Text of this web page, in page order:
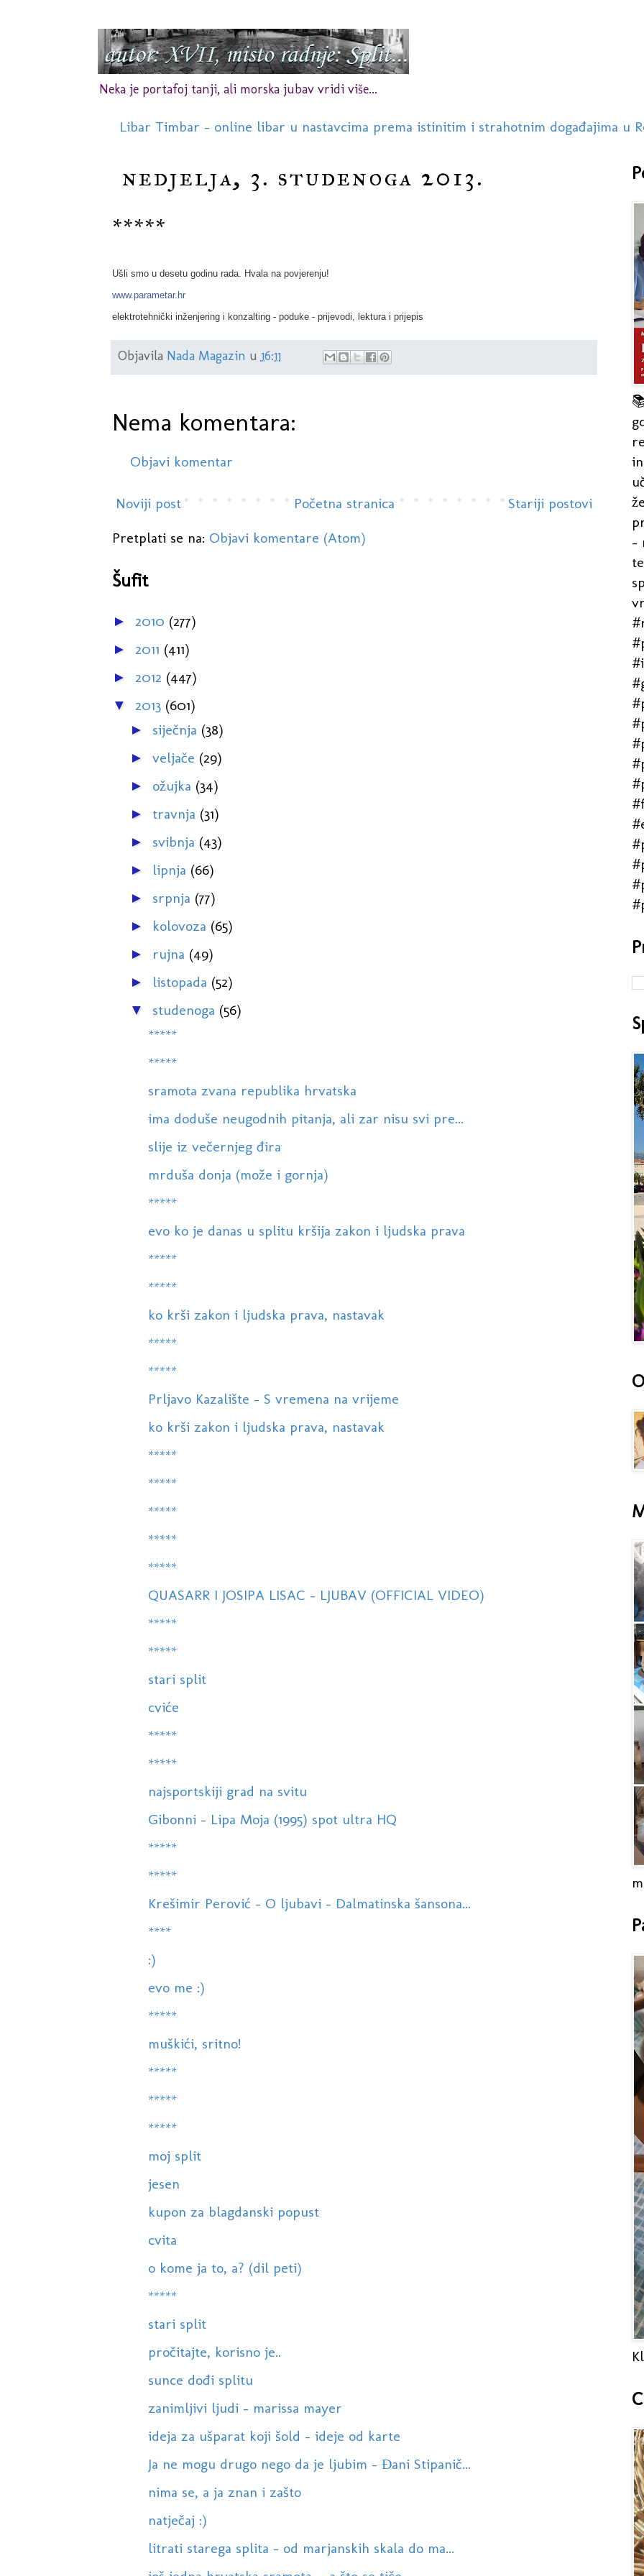
Neka je portafoj tanji, ali morska jubav vridi više...
Libar Timbar - online libar u nastavcima prema istinitim i strahotnim događajima u
nedjelja, 3. studenoga 2013.
*****
Ušli smo u desetu godinu rada. Hvala na povjerenju!
www.parametar.hr
elektrotehnički inženjering i konzalting - poduke - prijevodi, lektura i prijepis
Objavila Nada Magazin u 16:11
Nema komentara:
Objavi komentar
Noviji post Stariji postovi
Početna stranica
Pretplati se na: Objavi komentare (Atom)
Šufit
► 2010 (277)
► 2011 (411)
► 2012 (447)
▼ 2013 (601)
► siječnja (38)
► veljače (29)
► ožujka (34)
► travnja (31)
► svibnja (43)
► lipnja (66)
► srpnja (77)
► kolovoza (65)
► rujna (49)
► listopada (52)
▼ studenoga (56)
*****
*****
sramota zvana republika hrvatska
ima doduše neugodnih pitanja, ali zar nisu svi pre...
slije iz večernjeg đira
mrduša donja (može i gornja)
*****
evo ko je danas u splitu kršija zakon i ljudska prava
*****
*****
ko krši zakon i ljudska prava, nastavak
*****
*****
Prljavo Kazalište - S vremena na vrijeme
ko krši zakon i ljudska prava, nastavak
*****
*****
*****
*****
*****
QUASARR I JOSIPA LISAC - LJUBAV (OFFICIAL VIDEO)
*****
*****
stari split
cviće
*****
*****
najsportskiji grad na svitu
Gibonni - Lipa Moja (1995) spot ultra HQ
*****
*****
Krešimir Perović - O ljubavi - Dalmatinska šansona...
****
:)
evo me :)
*****
muškići, sritno!
*****
*****
*****
moj split
jesen
kupon za blagdanski popust
cvita
o kome ja to, a? (dil peti)
*****
stari split
pročitajte, korisno je..
sunce dođi splitu
zanimljivi ljudi - marissa mayer
ideja za ušparat koji šold - ideje od karte
Ja ne mogu drugo nego da je ljubim - Đani Stipanič...
nima se, a ja znan i zašto
natječaj :)
litrati starega splita - od marjanskih skala do ma...
-